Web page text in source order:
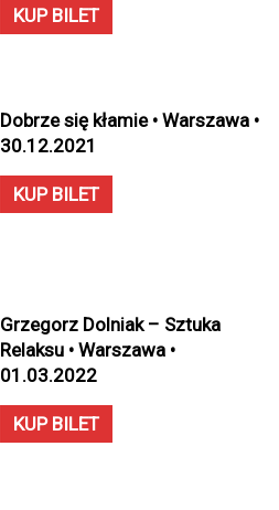
KUP BILET
Dobrze się kłamie • Warszawa •
30.12.2021
KUP BILET
Grzegorz Dolniak – Sztuka
Relaksu • Warszawa •
01.03.2022
KUP BILET